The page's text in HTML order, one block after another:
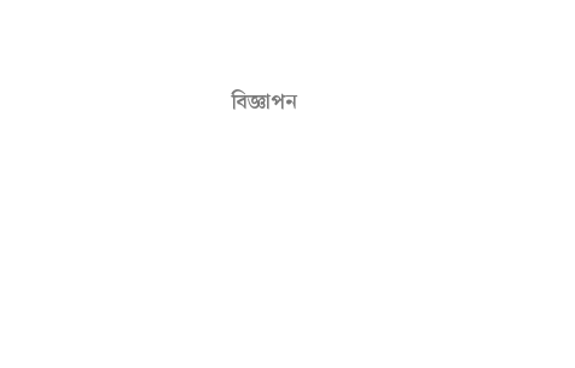
বিজ্ঞাপন